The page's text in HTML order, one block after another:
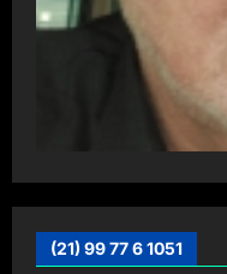
(21) 99 77 6 1051